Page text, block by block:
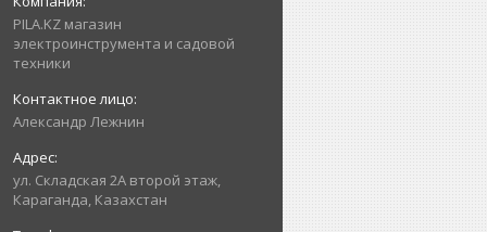
PILA.KZ магазин
электроинструмента и садовой
техники
Александр Лежнин
ул. Складская 2А второй этаж,
Караганда, Казахстан